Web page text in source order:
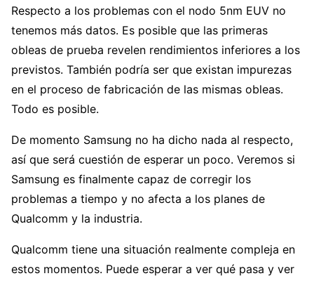
Respecto a los problemas con el nodo 5nm EUV no
tenemos más datos. Es posible que las primeras
obleas de prueba revelen rendimientos inferiores a los
previstos. También podría ser que existan impurezas
en el proceso de fabricación de las mismas obleas.
Todo es posible.
De momento Samsung no ha dicho nada al respecto,
así que será cuestión de esperar un poco. Veremos si
Samsung es finalmente capaz de corregir los
problemas a tiempo y no afecta a los planes de
Qualcomm y la industria.
Qualcomm tiene una situación realmente compleja en
estos momentos. Puede esperar a ver qué pasa y ver